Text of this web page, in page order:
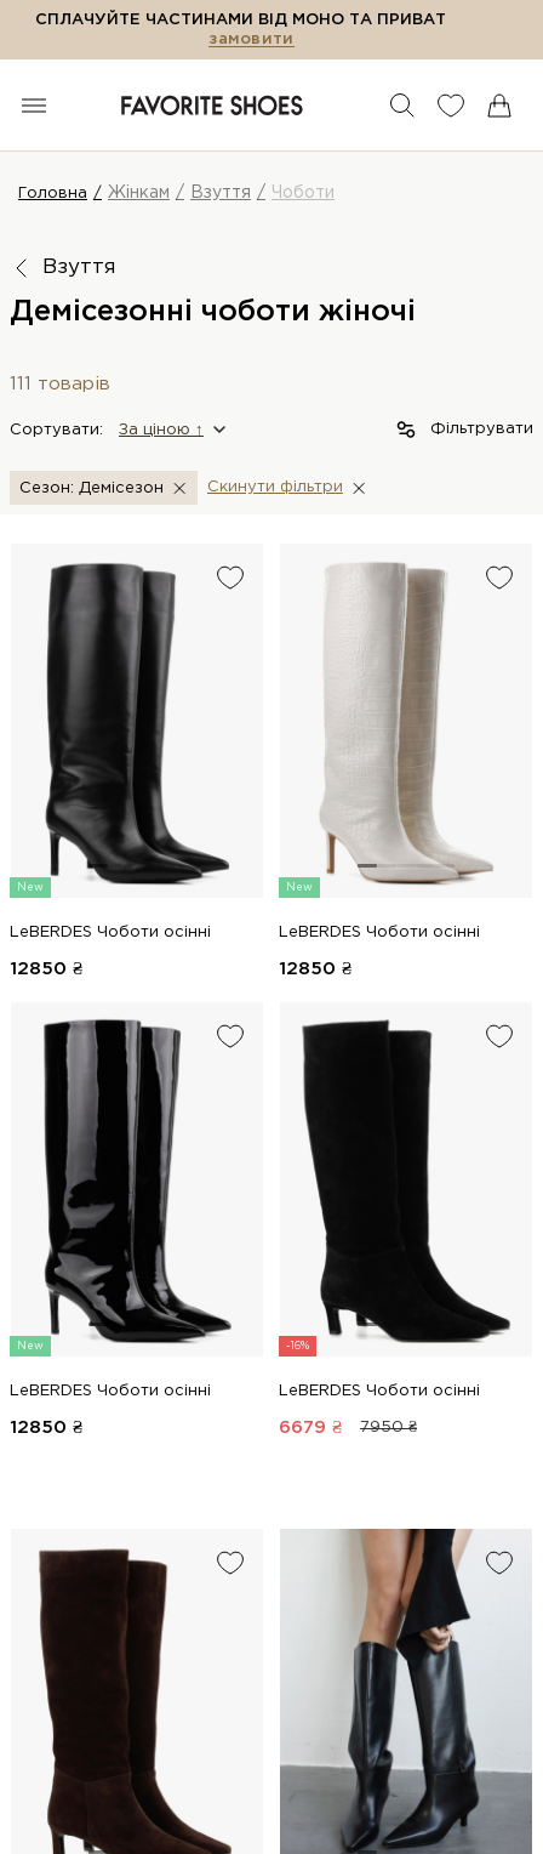
СПЛАЧУЙТЕ ЧАСТИНАМИ ВІД МОНО ТА ПРИВАТ
замовити
Головна Жінкам Взуття Чоботи
Взуття
Демісезонні чоботи жіночі
111 товарів
Сортувати: За цiною ↑ Фільтрувати
Сезон: Демісезон Скинути фiльтри
New
LeBERDES Чоботи осінні
12850 ₴
New
LeBERDES Чоботи осінні
12850 ₴
New
LeBERDES Чоботи осінні
12850 ₴
-16%
LeBERDES Чоботи осінні
6679 ₴ 7950 ₴